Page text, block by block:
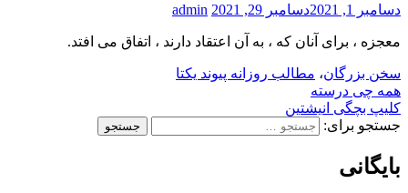
دسامبر 1, 2021 دسامبر 29, 2021 admin
معجزه ، برای آنان که ، به آن اعتقاد دارند ، اتفاق می افتد.
سخن بزرگان، مطالب روزانه پیوند یکتا
همه چی درسته
کلیپ بچگی انیشتین
جستجو برای:
بایگانی